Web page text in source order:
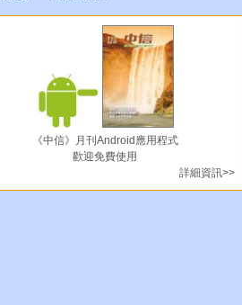
《中信》月刊Android應用程式
歡迎免費使用
詳細資訊>>